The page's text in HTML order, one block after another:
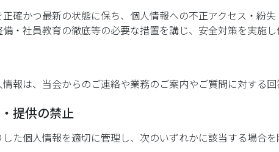
確かつ最新の状態に保ち、個人情報への不正アクセス・紛
・社員教育の徹底等の必要な措置を講じ、安全対策を実施し
報は、当会からのご連絡や業務のご案内やご質問に対する
提供の禁止
た個人情報を適切に管理し、次のいずれかに該当する場合